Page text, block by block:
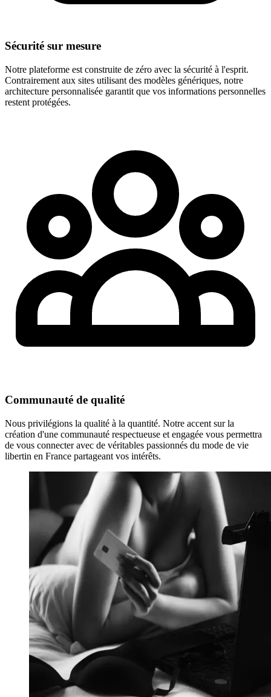
Sécurité sur mesure
Notre plateforme est construite de zéro avec la sécurité à l'esprit.
Contrairement aux sites utilisant des modèles génériques, notre
architecture personnalisée garantit que vos informations personnelles
restent protégées.
Communauté de qualité
Nous privilégions la qualité à la quantité. Notre accent sur la
création d'une communauté respectueuse et engagée vous permettra
de vous connecter avec de véritables passionnés du mode de vie
libertin en France partageant vos intérêts.